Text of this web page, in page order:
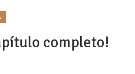
completo!